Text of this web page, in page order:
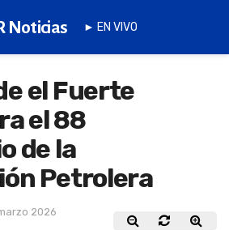
► EN VIVO
el Fuerte
el 88
de la
Petrolera
2026